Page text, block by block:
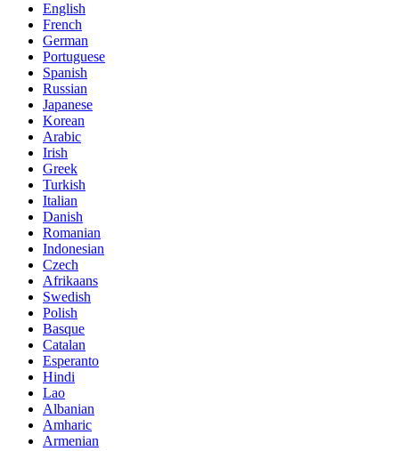
English
French
German
Portuguese
Spanish
Russian
Japanese
Korean
Arabic
Irish
Greek
Turkish
Italian
Danish
Romanian
Indonesian
Czech
Afrikaans
Swedish
Polish
Basque
Catalan
Esperanto
Hindi
Lao
Albanian
Amharic
Armenian